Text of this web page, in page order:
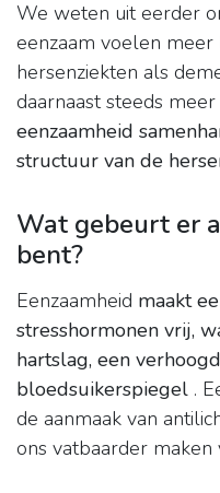
We weten uit eerder
eenzaam voelen
hersenziekten als
daarnaast steeds
eenzaamheid
structuur van de
Wat gebeurt er
bent?
Eenzaamheid maakt
stresshormonen vrij,
hartslag, een
bloedsuikerspiegel .
de aanmaak van
ons vatbaarder maken